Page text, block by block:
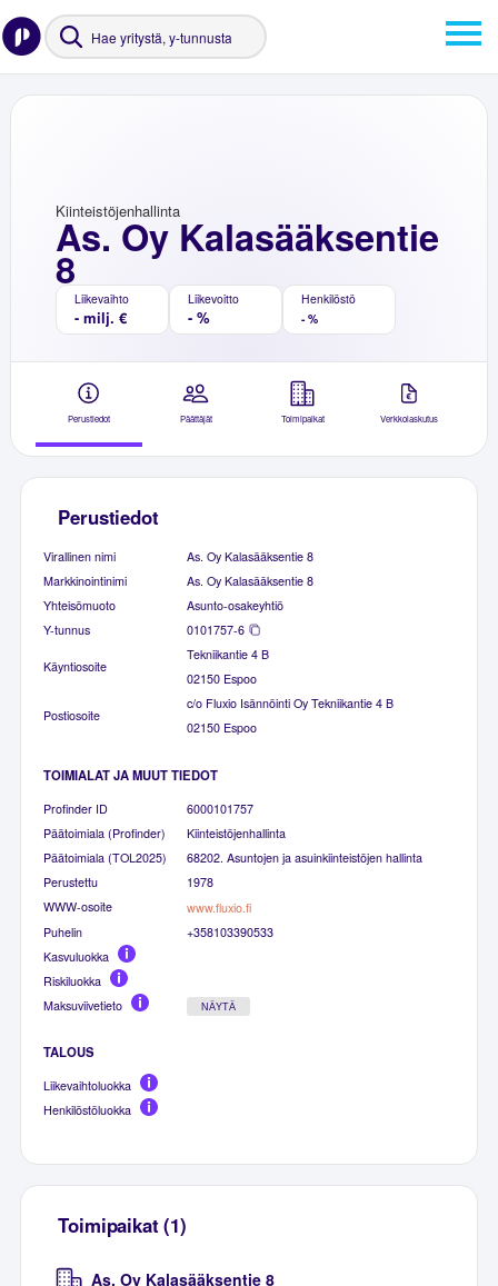
As. Oy Kalasääksentie
8
Kiinteistöjenhallinta
Liikevaihto
- milj. €
Liikevoitto
- %
Henkilöstö
- %
Perustiedot Päättäjät Toimipaikat Verkkolaskutus
Perustiedot
Virallinen nimi
As. Oy Kalasääksentie 8
Markkinointinimi
As. Oy Kalasääksentie 8
Yhteisömuoto
Asunto-osakeyhtiö
Y-tunnus
0101757-6
Käyntiosoite
Tekniikantie 4 B
02150 Espoo
Postiosoite
c/o Fluxio Isännöinti Oy Tekniikantie 4 B
02150 Espoo
TOIMIALAT JA MUUT TIEDOT
Profinder ID
6000101757
Päätoimiala (Profinder)
Kiinteistöjenhallinta
Päätoimiala (TOL2025)
68202. Asuntojen ja asuinkiinteistöjen hallinta
Perustettu
1978
WWW-osoite
www.fluxio.fi
Puhelin
+358103390533
Kasvuluokka
Riskiluokka
Maksuviivetieto
NÄYTÄ
TALOUS
Liikevaihtoluokka
Henkilöstöluokka
Toimipaikat (1)
As. Oy Kalasääksentie 8